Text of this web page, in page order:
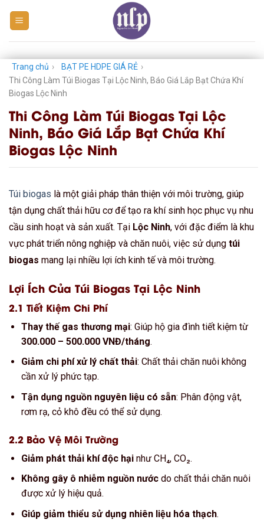
Trang chủ › BẠT PE HDPE GIÁ RẺ ›
Thi Công Làm Túi Biogas Tại Lộc Ninh, Báo Giá Lắp Bạt Chứa Khí
Biogas Lộc Ninh
Thi Công Làm Túi Biogas Tại Lộc
Ninh, Báo Giá Lắp Bạt Chứa Khí
Biogas Lộc Ninh
Túi biogas là một giải pháp thân thiện với môi trường, giúp
tận dụng chất thải hữu cơ để tạo ra khí sinh học phục vụ nhu
cầu sinh hoạt và sản xuất. Tại Lộc Ninh, với đặc điểm là khu
vực phát triển nông nghiệp và chăn nuôi, việc sử dụng túi
biogas mang lại nhiều lợi ích kinh tế và môi trường.
Lợi Ích Của Túi Biogas Tại Lộc Ninh
2.1 Tiết Kiệm Chi Phí
Thay thế gas thương mại: Giúp hộ gia đình tiết kiệm từ
300.000 – 500.000 VNĐ/tháng.
Giảm chi phí xử lý chất thải: Chất thải chăn nuôi không
cần xử lý phức tạp.
Tận dụng nguồn nguyên liệu có sẵn: Phân động vật,
rơm rạ, cỏ khô đều có thể sử dụng.
2.2 Bảo Vệ Môi Trường
Giảm phát thải khí độc hạinhư CH₄, CO₂.
Không gây ô nhiễm nguồn nướcdo chất thải chăn nuôi
được xử lý hiệu quả.
Giúp giảm thiểu sử dụng nhiên liệu hóa thạch.